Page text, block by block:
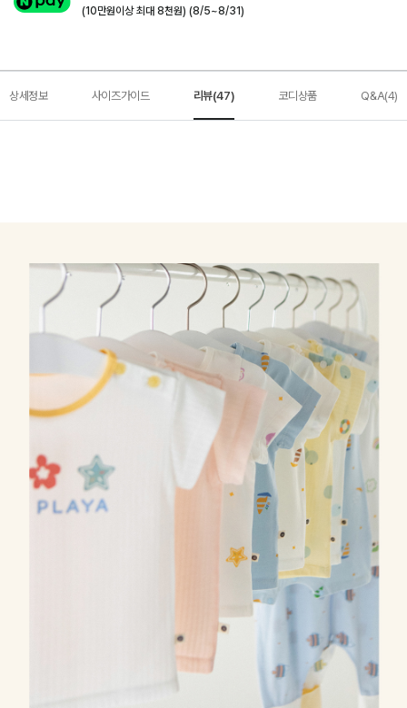
(10만원이상 최대 8천원) (8/5~8/31)
상세정보 사이즈가이드 리뷰(47) 코디상품 Q&A(4)